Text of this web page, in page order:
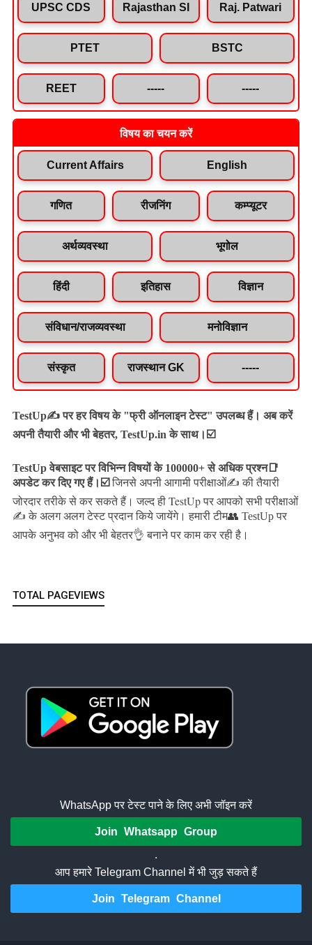
UPSC CDS Rajasthan SI Raj. Patwari
PTET BSTC
REET ----- -----
विषय का चयन करें
Current Affairs English
गणित रीजनिंग कम्प्यूटर
अर्थव्यवस्था भूगोल
हिंदी इतिहास विज्ञान
संविधान/राजव्यवस्था मनोविज्ञान
संस्कृत राजस्थान GK -----
TestUp✍️ पर हर विषय के "फ्री ऑनलाइन टेस्ट" उपलब्ध हैं। अब करें
अपनी तैयारी और भी बेहतर, TestUp.in के साथ।☑️
TestUp वेबसाइट पर विभिन्न विषयों के 100000+ से अधिक प्रश्न📑
अपडेट कर दिए गए हैं। ☑️ जिनसे अपनी आगामी परीक्षाओं✍️ की तैयारी
जोरदार तरीके से कर सकते हैं।जल्द ही TestUp पर आपको सभी परीक्षाओं
✍️ के अलग अलग टेस्ट प्रदान किये जायेंगे। हमारी टीम👥 TestUp पर
आपके अनुभव को और भी बेहतर👌 बनाने पर काम कर रही है।
TOTAL PAGEVIEWS
WhatsApp पर टेस्ट पाने के लिए अभी जॉइन करें
Join Whatsapp Group
.
आप हमारे Telegram Channel में भी जुड़ सकते हैं
Join Telegram Channel